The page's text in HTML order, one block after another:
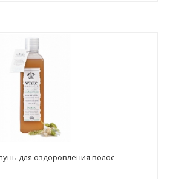
для оздоровления волос